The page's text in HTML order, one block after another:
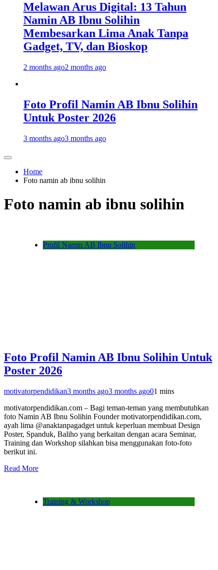
Melawan Arus Digital: 13 Tahun
Namin AB Ibnu Solihin
Membesarkan Lima Anak Tanpa
Gadget, TV, dan Bioskop
2 months ago2 months ago
Foto Profil Namin AB Ibnu Solihin
Untuk Poster 2026
3 months ago3 months ago
Home
Foto namin ab ibnu solihin
Foto namin ab ibnu solihin
Profil Namin AB Ibnu Solihin
Foto Profil Namin AB Ibnu Solihin Untuk
Poster 2026
motivatorpendidikan3 months ago3 months ago01 mins
motivatorpendidikan.com – Bagi teman-teman yang membutuhkan
foto Namin AB Ibnu Solihin Founder motivatorpendidikan.com,
ayah lima @anaktanpagadget untuk keperluan membuat Design
Poster, Spanduk, Baliho yang berkaitan dengan acara Seminar,
Training dan Workshop silahkan bisa menggunakan foto-foto
berikut ini.
Read More
Training & Workshop